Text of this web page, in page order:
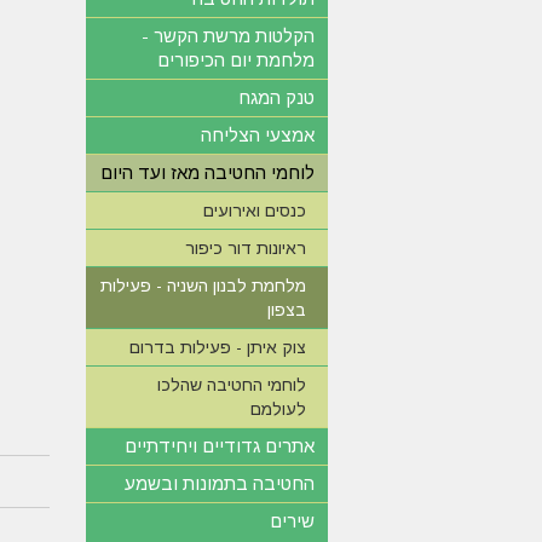
הקלטות מרשת הקשר -
מלחמת יום הכיפורים
טנק המגח
אמצעי הצליחה
לוחמי החטיבה מאז ועד היום
כנסים ואירועים
ראיונות דור כיפור
מלחמת לבנון השניה - פעילות
בצפון
צוק איתן - פעילות בדרום
לוחמי החטיבה שהלכו
לעולמם
אתרים גדודיים ויחידתיים
החטיבה בתמונות ובשמע
שירים